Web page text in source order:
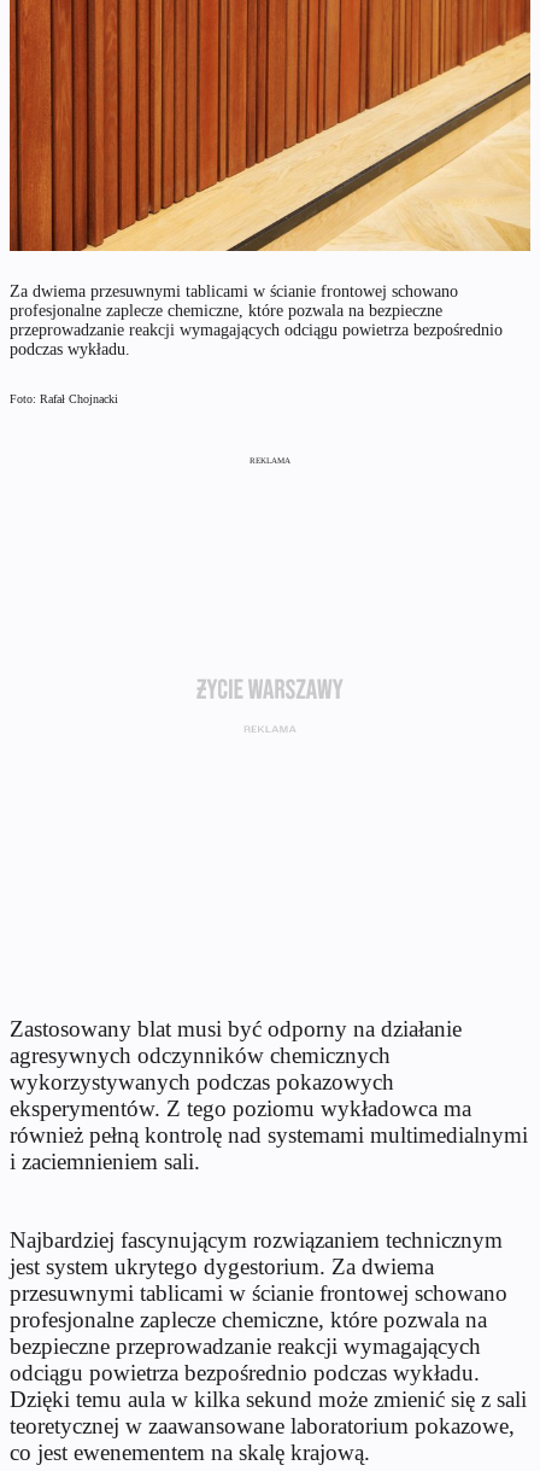
Za dwiema przesuwnymi tablicami w ścianie frontowej schowano
profesjonalne zaplecze chemiczne, które pozwala na bezpieczne
przeprowadzanie reakcji wymagających odciągu powietrza bezpośrednio
podczas wykładu.
Foto: Rafał Chojnacki
REKLAMA
Zastosowany blat musi być odporny na działanie
agresywnych odczynników chemicznych
wykorzystywanych podczas pokazowych
eksperymentów. Z tego poziomu wykładowca ma
również pełną kontrolę nad systemami multimedialnymi
i zaciemnieniem sali.
Najbardziej fascynującym rozwiązaniem technicznym
jest system ukrytego dygestorium. Za dwiema
przesuwnymi tablicami w ścianie frontowej schowano
profesjonalne zaplecze chemiczne, które pozwala na
bezpieczne przeprowadzanie reakcji wymagających
odciągu powietrza bezpośrednio podczas wykładu.
Dzięki temu aula w kilka sekund może zmienić się z sali
teoretycznej w zaawansowane laboratorium pokazowe,
co jest ewenementem na skalę krajową.